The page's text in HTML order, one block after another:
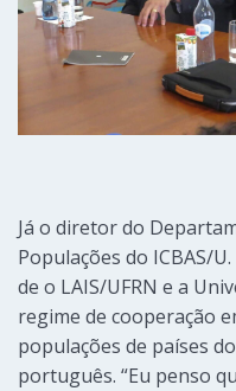
Já o diretor do
Populações do ICBAS/
de o LAIS/UFRN e a
regime de cooperação
populações de países
português. “Eu penso